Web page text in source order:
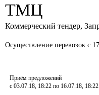
ТМЦ
Коммерческий тендер,
Осуществление перевозок с
Приём предложений
с 03.07.18, 18:22 по 16.07.18, 18:22